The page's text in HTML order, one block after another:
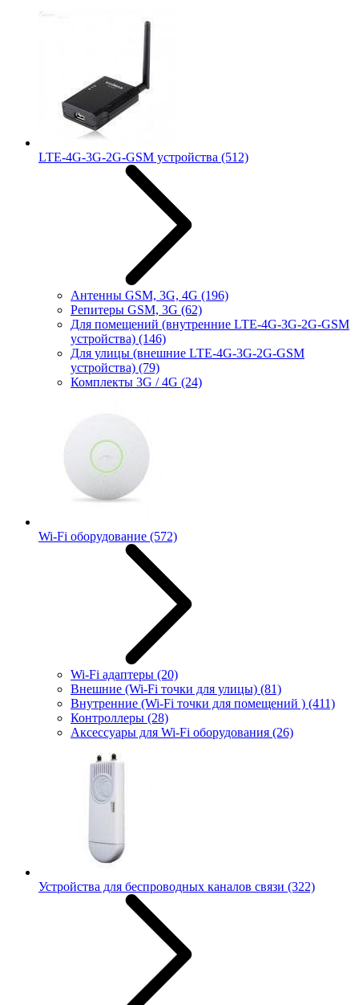
LTE-4G-3G-2G-GSM устройства (512)
Антенны GSM, 3G, 4G (196)
Репитеры GSM, 3G (62)
Для помещений (внутренние LTE-4G-3G-2G-GSM
устройства) (146)
Для улицы (внешние LTE-4G-3G-2G-GSM
устройства) (79)
Комплекты 3G / 4G (24)
Wi-Fi оборудование (572)
Wi-Fi адаптеры (20)
Внешние (Wi-Fi точки для улицы) (81)
Внутренние (Wi-Fi точки для помещений ) (411)
Контроллеры (28)
Аксессуары для Wi-Fi оборудования (26)
Устройства для беспроводных каналов связи (322)